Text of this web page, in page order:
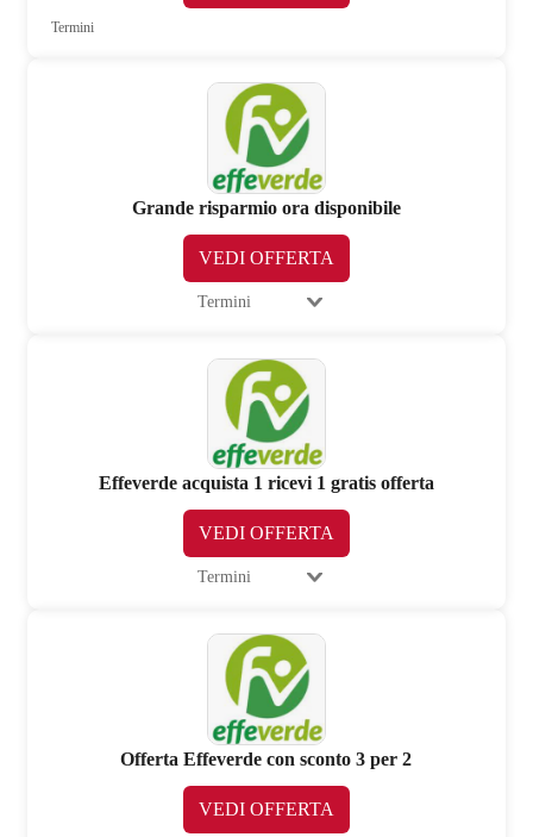
Termini
Grande risparmio ora disponibile
VEDI OFFERTA
Termini
Effeverde acquista 1 ricevi 1 gratis offerta
VEDI OFFERTA
Termini
Offerta Effeverde con sconto 3 per 2
VEDI OFFERTA